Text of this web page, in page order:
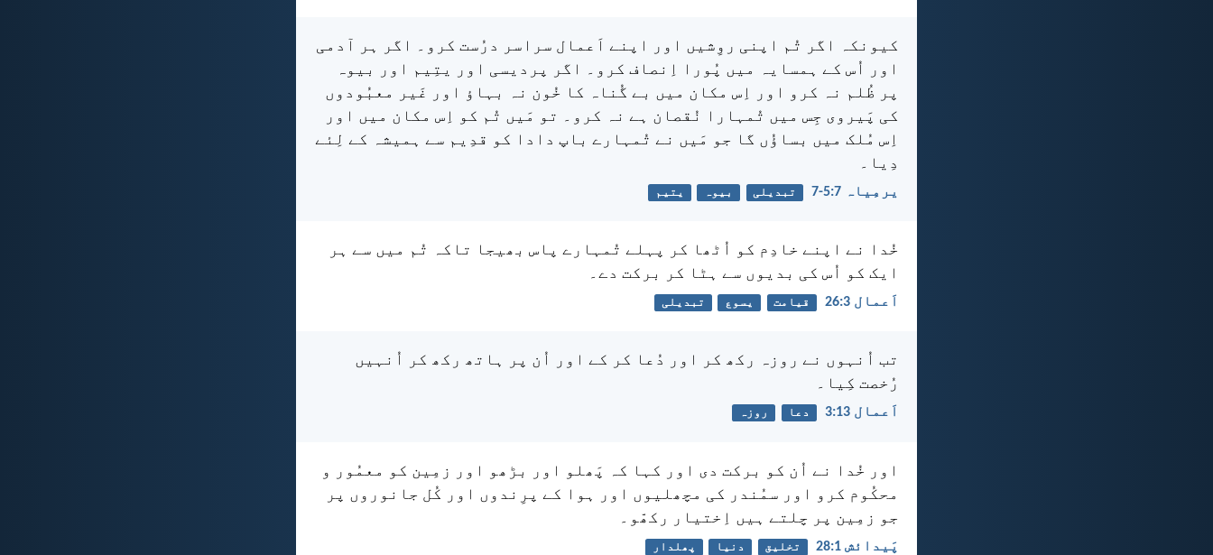
کیونکہ اگر تُم اپنی روِشیں اور اپنے اَعمال سراسر درُست کرو۔ اگر ہر آدمی
اور اُس کے ہمسایہ میں پُورا اِنصاف کرو۔ اگر پردیسی اور یتِیم اور بیوہ
پر ظُلم نہ کرو اور اِس مکان میں بے گُناہ کا خُون نہ بہاؤ اور غَیر معبُودوں
کی پَیروی جِس میں تُمہارا نُقصان ہے نہ کرو۔ تو مَیں تُم کو اِس مکان میں اور
اِس مُلک میں بساؤُں گا جو مَیں نے تُمہارے باپ دادا کو قدِیم سے ہمیشہ کے لِئے
دِیا۔
یرمِیاہ 7:‏5-‏7 تبدیلی بیوہ یتیم
خُدا نے اپنے خادِم کو اُٹھا کر پہلے تُمہارے پاس بھیجا تاکہ تُم میں سے ہر
ایک کو اُس کی بدیوں سے ہٹا کر برکت دے۔
اَعمال 3:‏26 قیامت یسوع تبدیلی
تب اُنہوں نے روزہ رکھ کر اور دُعا کر کے اور اُن پر ہاتھ رکھ کر اُنہیں
رُخصت کِیا۔
اَعمال 13:‏3 دعا روزہ
اور خُدا نے اُن کو برکت دی اور کہا کہ پَھلو اور بڑھو اور زمِین کو معمُور و
محکُوم کرو اور سمُندر کی مچھلیوں اور ہوا کے پرِندوں اور کُل جانوروں پر
جو زمِین پر چلتے ہیں اِختیار رکھّو۔
پَیدائش 1:‏28 تخلیق دنیا پھلدار